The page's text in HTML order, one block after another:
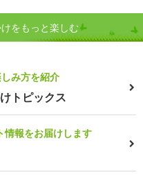
をもっと楽しむ
み方を紹介
トピックス
情報をお届けします